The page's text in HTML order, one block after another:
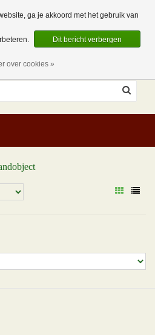
0 Artikelen
ga je akkoord met het gebruik van
Dit bericht verbergen
over cookies »